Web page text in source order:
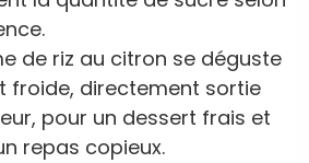
de riz au citron se déguste
froide, directement sortie
pour un dessert frais et
repas copieux.